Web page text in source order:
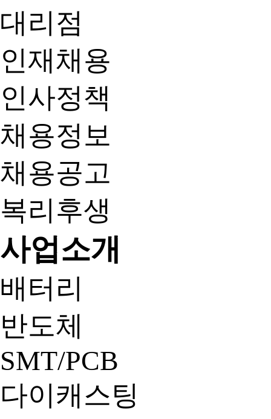
대리점
인재채용
인사정책
채용정보
채용공고
복리후생
사업소개
배터리
반도체
SMT/PCB
다이캐스팅